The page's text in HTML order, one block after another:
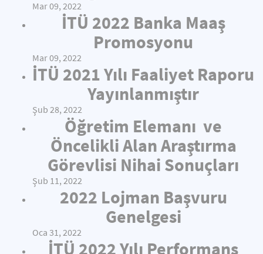
Mar 09, 2022
İTÜ 2022 Banka Maaş
Promosyonu
Mar 09, 2022
İTÜ 2021 Yılı Faaliyet Raporu
Yayınlanmıştır
Şub 28, 2022
Öğretim Elemanı ve
Öncelikli Alan Araştırma
Görevlisi Nihai Sonuçları
Şub 11, 2022
2022 Lojman Başvuru
Genelgesi
Oca 31, 2022
İTÜ 2022 Yılı Performans